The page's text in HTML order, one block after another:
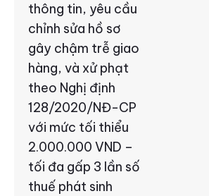
thông tin, yêu cầu
chỉnh sửa hồ sơ
gây chậm trễ giao
hàng, và xử phạt
theo Nghị định
128/2020/NĐ-CP
với mức tối thiểu
2.000.000 VND –
tối đa gấp 3 lần số
thuế phát sinh